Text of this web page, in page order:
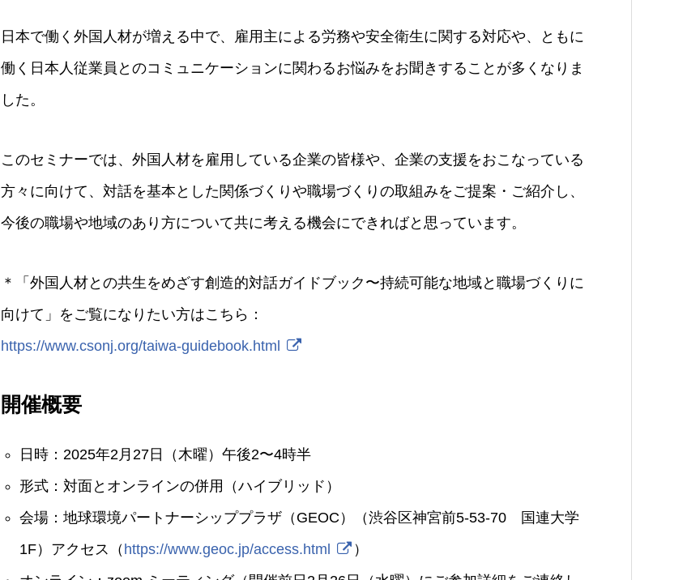
日本で働く外国人材が増える中で、雇用主による労務や安全衛生に関する対応や、ともに
働く日本人従業員とのコミュニケーションに関わるお悩みをお聞きすることが多くなりま
した。
このセミナーでは、外国人材を雇用している企業の皆様や、企業の支援をおこなっている
方々に向けて、対話を基本とした関係づくりや職場づくりの取組みをご提案・ご紹介し、
今後の職場や地域のあり方について共に考える機会にできればと思っています。
＊「外国人材との共生をめざす創造的対話ガイドブック〜持続可能な地域と職場づくりに
向けて」をご覧になりたい方はこちら：
https://www.csonj.org/taiwa-guidebook.html
開催概要
日時：2025年2月27日（木曜）午後2〜4時半
形式：対面とオンラインの併用（ハイブリッド）
会場：地球環境パートナーシッププラザ（GEOC）（渋谷区神宮前5-53-70 国連大学
1F）アクセス（ https://www.geoc.jp/access.html
）